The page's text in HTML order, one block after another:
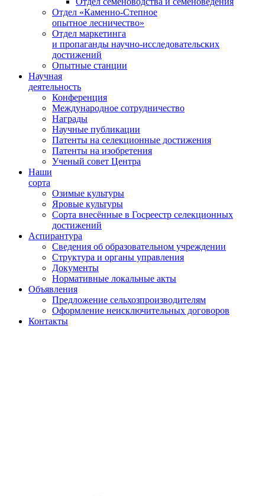
Отдел «Каменно-Степное
опытное лесничество»
Отдел маркетинга
и пропаганды научно-исследовательских
достижений
Опытные станции
Научная
деятельность
Конференция
Международное сотрудничество
Награды
Научные публикации
Патенты на селекционные достижения
Патенты на изобретения
Ученый совет Центра
Наши
сорта
Озимые культуры
Яровые культуры
Сорта внесённые в Госреестр селекционных
достижений
Аспирантура
Сведения об образовательном учреждении
Структура и органы управления
Документы
Нормативные локальные акты
Объявления
Предложение сельхозпроизводителям
Оформление неисключительных договоров
Контакты